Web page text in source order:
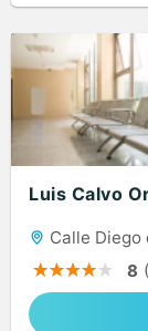
Luis Calvo
Calle
8